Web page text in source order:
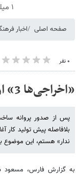
۱ میلیارد اعتبار خرید طلا | بدون ضامن و چک
صفحه اصلی اخبار
۰ نفر
«اخراجی‌ها 3» از بهار 89
بلافاصله پیش تولید کار
ندار» هستم، این موضوع
به گزارش فارس، مسعود